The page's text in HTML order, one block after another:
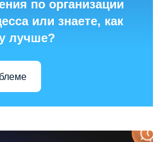
по организации
или знаете, как
лучше?